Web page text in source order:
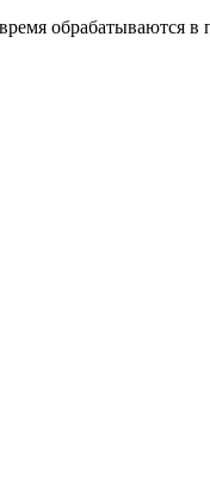
обрабатываются